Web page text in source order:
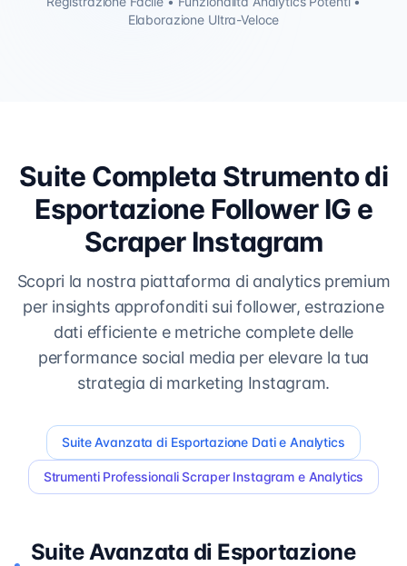
Elaborazione Ultra-Veloce
Suite Completa Strumento di
Esportazione Follower IG e
Scraper Instagram
Scopri la nostra piattaforma di analytics premium
per insights approfonditi sui follower, estrazione
dati efficiente e metriche complete delle
performance social media per elevare la tua
strategia di marketing Instagram.
Suite Avanzata di Esportazione Dati e Analytics
Strumenti Professionali Scraper Instagram e Analytics
Suite Avanzata di Esportazione